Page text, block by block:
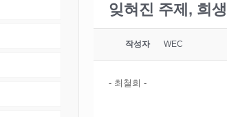
잊혀진 주제, 희생
작성자 WEC
- 최철희 -